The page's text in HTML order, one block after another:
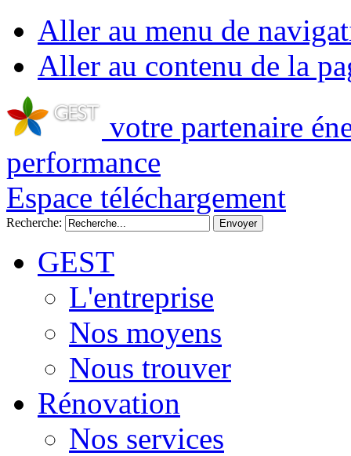
Aller au menu de
Aller au contenu de la
votre partenaire
performance
Espace téléchargement
Recherche:
GEST
L'entreprise
Nos moyens
Nous trouver
Rénovation
Nos services